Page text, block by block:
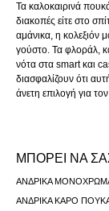
Τα καλοκαιρινά
διακοπές είτε στο
αμάνικα, η κολεξιόν
γούστο. Τα φλοράλ,
νότα στα smart και
διασφαλίζουν ότι
άνετη επιλογή για
ΜΠΟΡΕΙ ΝΑ
ΑΝΔΡΙΚΆ
ΑΝΔΡΙΚΆ ΚΑΡΌ